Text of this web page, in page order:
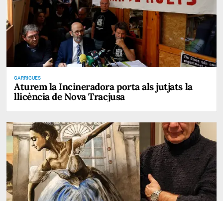
GARRIGUES
Aturem la Incineradora porta als jutjats la
llicència de Nova Tracjusa